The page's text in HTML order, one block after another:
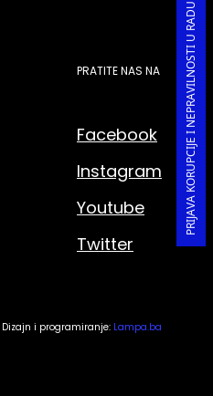
PRIJAVA KORUPCIJE I NEPRAVILNOSTI U RADU
PRATITE NAS NA
Facebook
Instagram
Youtube
Twitter
Dizajn i programiranje: Lampa.ba